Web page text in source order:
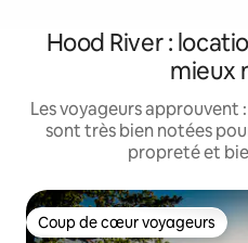
Hood River :
mieux
Les voyageurs approuvent
sont très bien notées
propreté et
Coup de cœur voyageurs
Coup de cœur voyageurs